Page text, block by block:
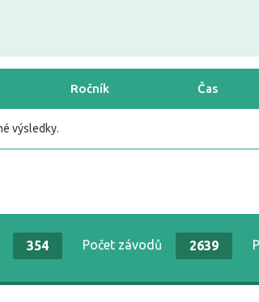
Ročník Čas
výsledky.
Počet závodů 2639
354